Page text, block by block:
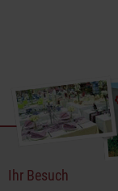
Ihr Besuch